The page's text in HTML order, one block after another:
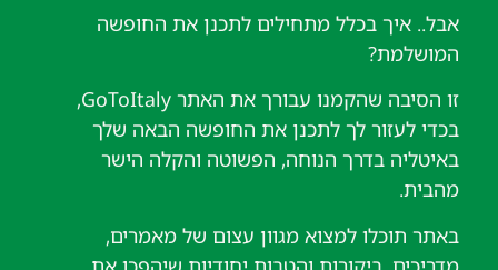
אבל.. איך בכלל מתחילים לתכנן את החופשה
המושלמת?
זו הסיבה שהקמנו עבורך את האתר GoToItaly,
בכדי לעזור לך לתכנן את החופשה הבאה שלך
באיטליה בדרך הנוחה, הפשוטה והקלה הישר
מהבית.
באתר תוכלו למצוא מגוון עצום של מאמרים,